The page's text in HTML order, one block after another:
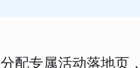
配专属活动落地页